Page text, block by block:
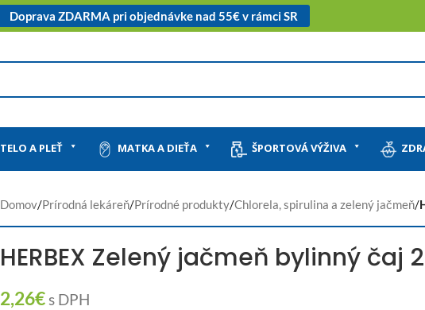
Doprava ZDARMA pri objednávke nad 55€ v rámci SR
TELO A PLEŤ MATKA A DIEŤA ŠPORTOVÁ VÝŽIVA
Domov/Prírodná lekáreň/Prírodné produkty/Chlorela, spirulina a zelený jačmeň/
HERBEX Zelený jačmeň bylinný čaj
2,26€s DPH